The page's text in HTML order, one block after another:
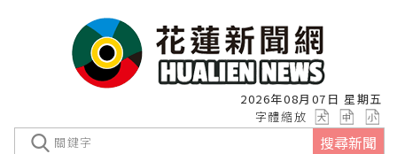
2026年08月07日 星期五
字體縮放
搜尋新聞